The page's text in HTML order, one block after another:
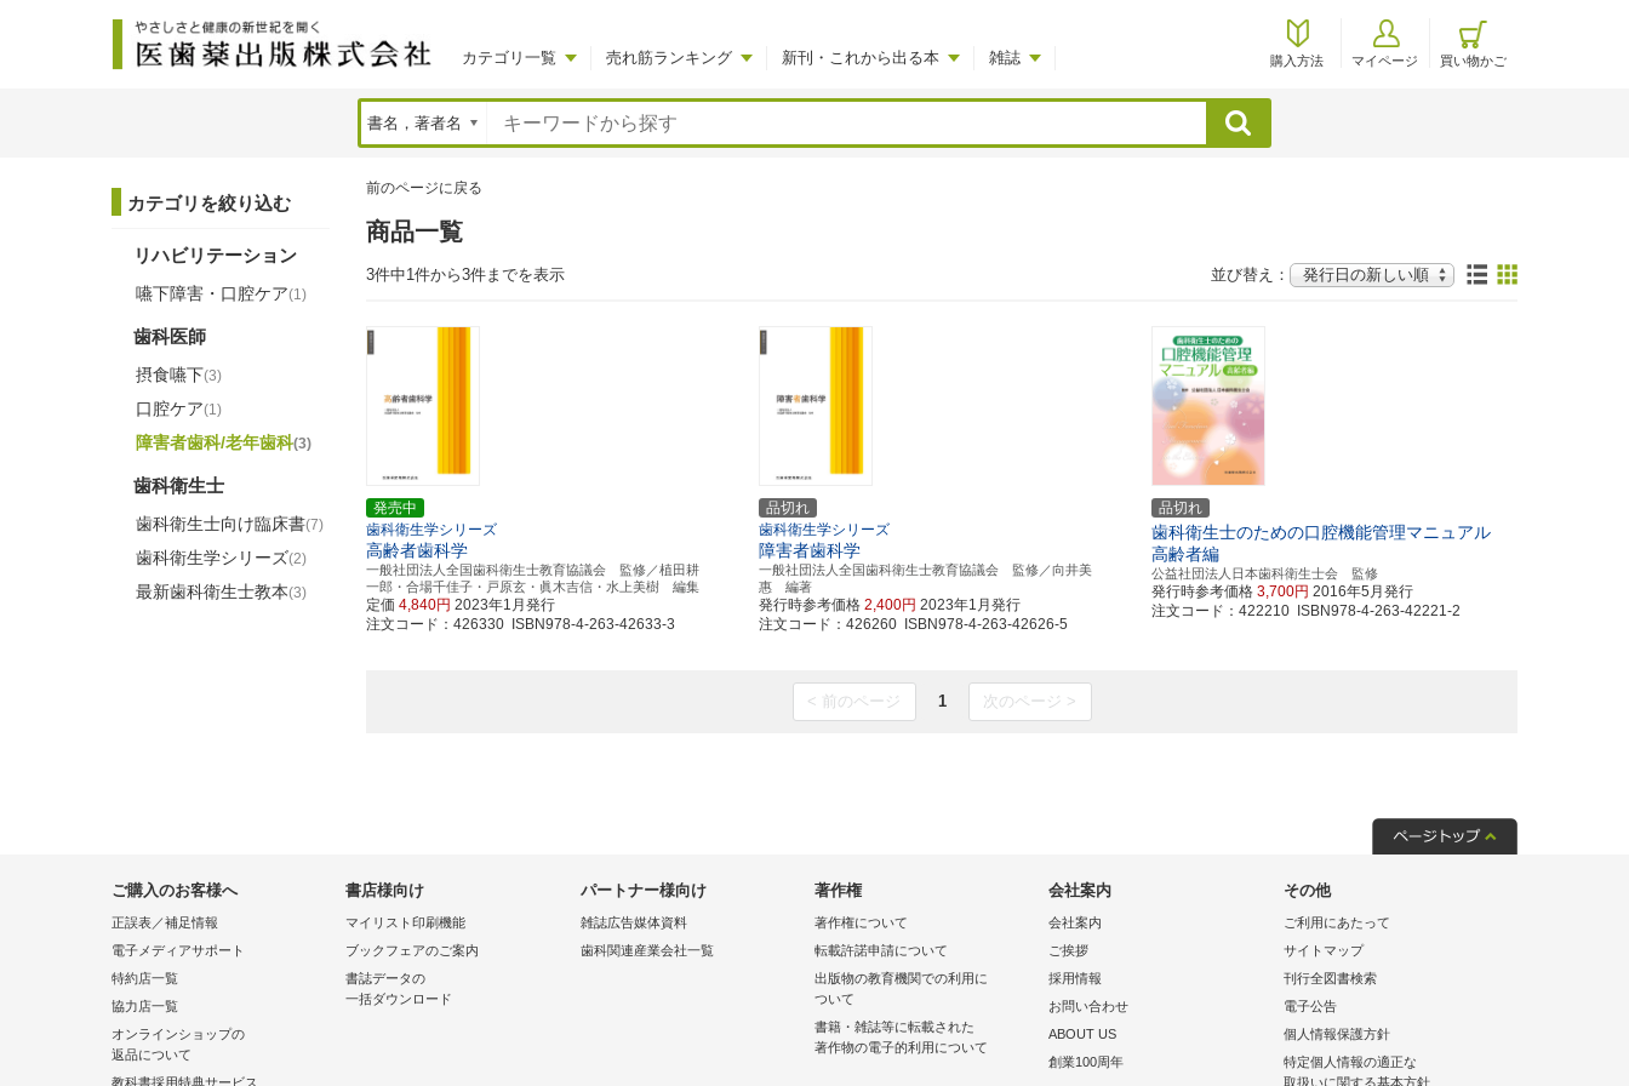
カテゴリ一覧 売れ筋ランキング 新刊・これから出る本 雑誌 購入方法 マイページ 買い物かご
検索
前のページに戻る
商品一覧
3件中1件から3件までを表示 並び替え：
発売中
歯科衛生学シリーズ
高齢者歯科学
一般社団法人全国歯科衛生士教育協議会 監修／植田耕
一郎・合場千佳子・戸原玄・眞木吉信・水上美樹 編集
定価 4,840円 2023年1月発行
注文コード：426330 ISBN978-4-263-42633-3
品切れ
歯科衛生学シリーズ
障害者歯科学
一般社団法人全国歯科衛生士教育協議会 監修／向井美
惠 編著
発行時参考価格2,400円 2023年1月発行
注文コード：426260 ISBN978-4-263-42626-5
品切れ
歯科衛生士のための口腔機能管理マニュアル
高齢者編
公益社団法人日本歯科衛生士会 監修
発行時参考価格3,700円 2016年5月発行
注文コード：422210 ISBN978-4-263-42221-2
< 前のページ 1 次のページ >
カテゴリを絞り込む
リハビリテーション
嚥下障害・口腔ケア(1)
歯科医師
摂食嚥下(3)
口腔ケア(1)
障害者歯科/老年歯科(3)
歯科衛生士
歯科衛生士向け臨床書(7)
歯科衛生学シリーズ(2)
最新歯科衛生士教本(3)
ご購入のお客様へ
正誤表／補足情報
電子メディアサポート
特約店一覧
協力店一覧
オンラインショップの
返品について
教科書採用特典サービス
書店様向け
マイリスト印刷機能
ブックフェアのご案内
書誌データの
一括ダウンロード
パートナー様向け
雑誌広告媒体資料
歯科関連産業会社一覧
著作権
著作権について
転載許諾申請について
出版物の教育機関での利用に
ついて
書籍・雑誌等に転載された
著作物の電子的利用について
会社案内
会社案内
ご挨拶
採用情報
お問い合わせ
ABOUT US
創業100周年
その他
ご利用にあたって
サイトマップ
刊行全図書検索
電子公告
個人情報保護方針
特定個人情報の適正な
取扱いに関する基本方針